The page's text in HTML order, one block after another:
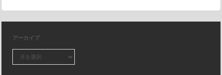
アーカイブ